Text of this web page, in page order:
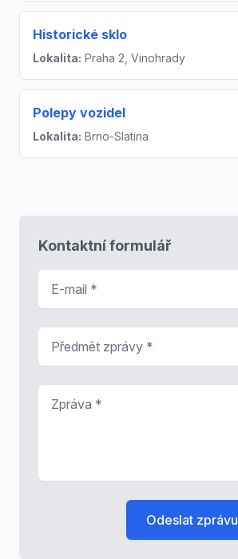
Historické sklo
Lokalita: Praha 2, Vinohrady
Polepy vozidel
Lokalita: Brno-Slatina
Kontaktní formulář
Odeslat zprávu